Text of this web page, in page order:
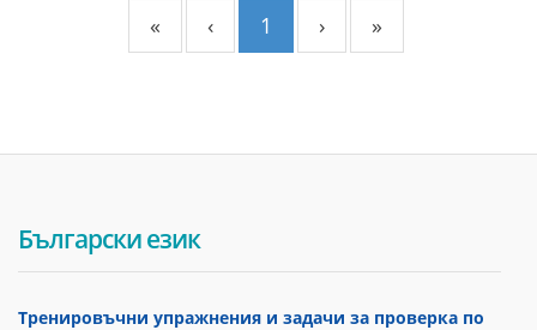
« ‹ 1 › »
Български език
Тренировъчни упражнения и задачи за проверка по